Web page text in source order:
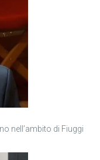
nell’ambito di Fiuggi